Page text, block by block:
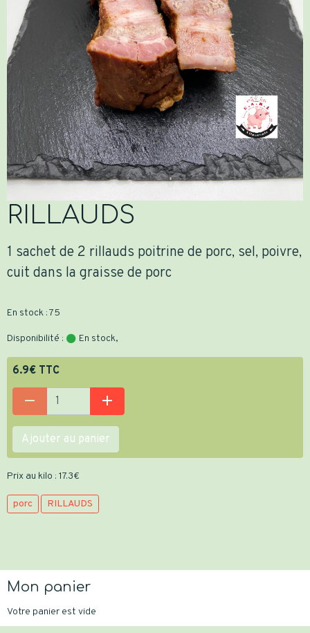
RILLAUDS
1 sachet de 2 rillauds poitrine de porc, sel, poivre,
cuit dans la graisse de porc
En stock : 75
Disponibilité : En stock,
6.9€ TTC
Ajouter au panier
Prix au kilo : 17.3€
porc RILLAUDS
Mon panier
Votre panier est vide